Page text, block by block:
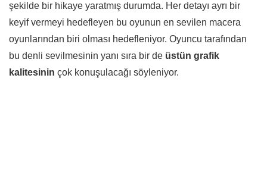
şekilde bir hikaye yaratmış durumda. Her detayı ayrı bir
keyif vermeyi hedefleyen bu oyunun en sevilen macera
oyunlarından biri olması hedefleniyor. Oyuncu tarafından
bu denli sevilmesinin yanı sıra bir de üstün grafik
kalitesinin çok konuşulacağı söyleniyor.